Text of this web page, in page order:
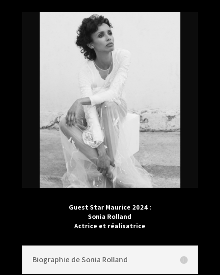
Guest Star Maurice 2024 :
Sonia Rolland
Actrice et réalisatrice
Biographie de Sonia Rolland